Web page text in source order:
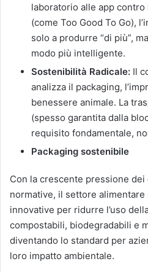
laboratorio alle app
(come Too Good To Go),
solo a produrre “di più”,
modo più intelligente.
Sostenibilità Radicale: Il
analizza il packaging,
benessere animale. La
(spesso garantita dalla
requisito fondamentale,
Packaging sostenibile
Con la crescente pressione
normative, il settore
innovative per ridurre l’uso
compostabili, biodegradabili e
diventando lo standard per
loro impatto ambientale.